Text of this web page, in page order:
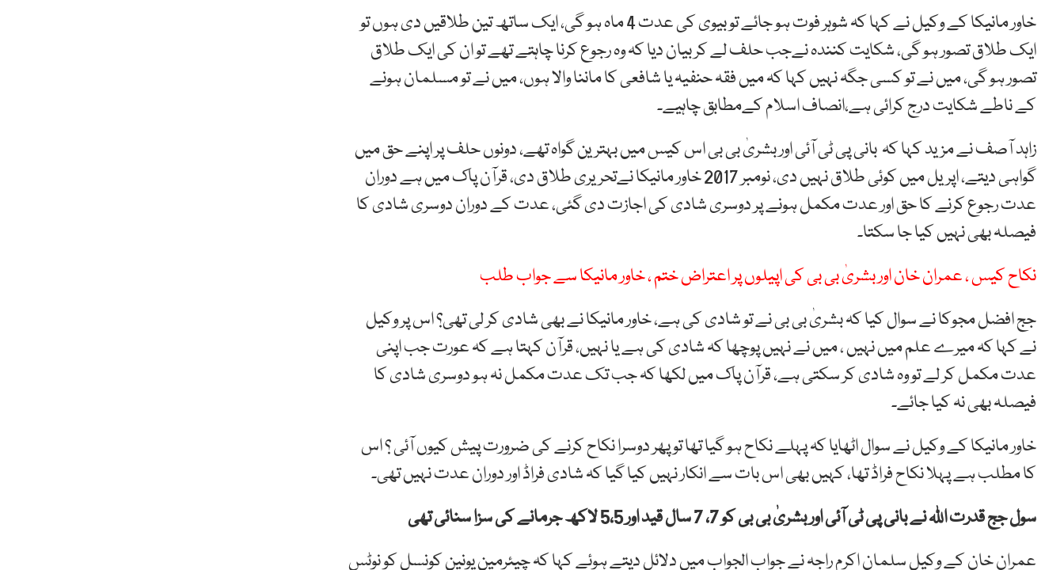
خاور مانیکا کے وکیل نے کہا کہ شوہر فوت ہو جائے تو بیوی کی عدت 4 ماہ ہو گی، ایک ساتھ تین طلاقیں دی ہوں تو
ایک طلاق تصور ہو گی، شکایت کنندہ نےجب حلف لے کر بیان دیا کہ وہ رجوع کرنا چاہتے تھے تو ان کی ایک طلاق
تصور ہو گی، میں نے تو کسی جگہ نہیں کہا کہ میں فقہ حنفیہ یا شافعی کا ماننا والا ہوں، میں نے تو مسلمان ہونے
کے ناطے شکایت درج کرائی ہے،انصاف اسلام کےمطابق چاہیے۔
زاہد آصف نے مزید کہا کہ بانی پی ٹی آئی اور بشریٰ بی بی اس کیس میں بہترین گواہ تھے، دونوں حلف پر اپنے حق میں
گواہی دیتے، اپریل میں کوئی طلاق نہیں دی، نومبر 2017 خاور مانیکا نےتحریری طلاق دی، قرآن پاک میں ہے دوران
عدت رجوع کرنے کا حق اور عدت مکمل ہونے پر دوسری شادی کی اجازت دی گئی، عدت کے دوران دوسری شادی کا
فیصلہ بھی نہیں کیا جا سکتا۔
نکاح کیس ، عمران خان اور بشریٰ بی بی کی اپیلوں پر اعتراض ختم ، خاور مانیکا سے جواب طلب
جج افضل مجوکا نے سوال کیا کہ بشریٰ بی بی نے تو شادی کی ہے، خاور مانیکا نے بھی شادی کر لی تھی؟ اس پر وکیل
نے کہا کہ میرے علم میں نہیں ، میں نے نہیں پوچھا کہ شادی کی ہے یا نہیں، قرآن کہتا ہے کہ عورت جب اپنی
عدت مکمل کر لے تو وہ شادی کر سکتی ہے، قرآن پاک میں لکھا کہ جب تک عدت مکمل نہ ہو دوسری شادی کا
فیصلہ بھی نہ کیا جائے۔
خاور مانیکا کے وکیل نے سوال اٹھایا کہ پہلے نکاح ہو گیا تھا تو پھر دوسرا نکاح کرنے کی ضرورت پیش کیوں آئی ؟ اس
کا مطلب ہے پہلا نکاح فراڈ تھا، کہیں بھی اس بات سے انکار نہیں کیا گیا کہ شادی فراڈ اور دوران عدت نہیں تھی۔
سول جج قدرت اللہ نے بانی پی ٹی آئی اور بشریٰ بی بی کو 7، 7 سال قید اور 5،5 لاکھ جرمانے کی سزا سنائی تھی
عمران خان کے وکیل سلمان اکرم راجہ نے جواب الجواب میں دلائل دیتے ہوئے کہا کہ چیئرمین یونین کونسل کو نوٹس